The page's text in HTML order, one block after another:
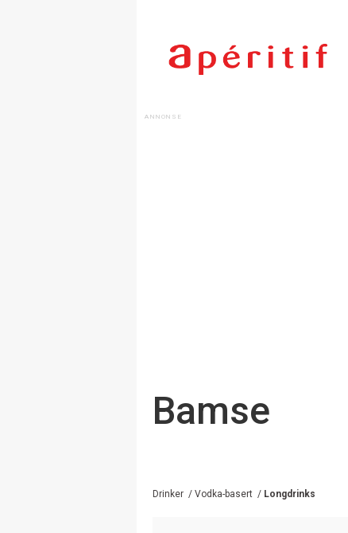
Bamse
Drinker / Vodka-basert / Longdrinks